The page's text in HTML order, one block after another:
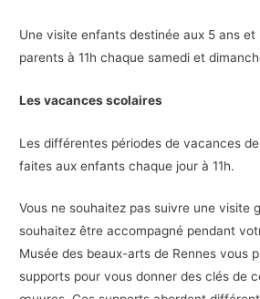
Une visite enfants destinée aux 5 ans et
parents à 11h chaque samedi et
Les vacances scolaires
Les différentes périodes de vacances
faites aux enfants chaque jour à 11h.
Vous ne souhaitez pas suivre une visite
souhaitez être accompagné pendant
Musée des beaux-arts de Rennes vous
supports pour vous donner des clés de